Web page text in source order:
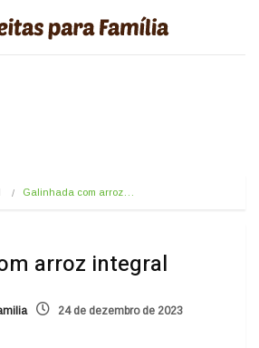
Galinhada com arroz…
arroz integral
24 de dezembro de 2023